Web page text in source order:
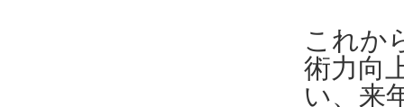
これか
術力向
い、来